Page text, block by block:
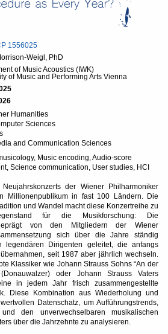
1556025
Weigl, PhD
of Music Acoustics (IWK)
of Music and Performing Arts Vienna
Humanities
Sciences
and Communication Sciences
Music encoding, Audio-score
Science communication, User studies, HCI
der Wiener Philharmoniker
Millionenpublikum in fast 100 Ländern. Die
und Wandel macht diese Konzertreihe zu
für die Musikforschung: Die
von den Mitgliedern der Wiener
sich über die Jahre ständig
legendären Dirigenten geleitet, die anfangs
seit 1987 aber jährlich wechseln.
Klassiker wie Johann Strauss Sohns “An der
oder Johann Strauss Vaters
in jedem Jahr frisch zusammengestellte
Diese Kombination aus Wiederholung und
Datenschatz, um Aufführungstrends,
den unverwechselbaren musikalischen
über die Jahrzehnte zu analysieren.